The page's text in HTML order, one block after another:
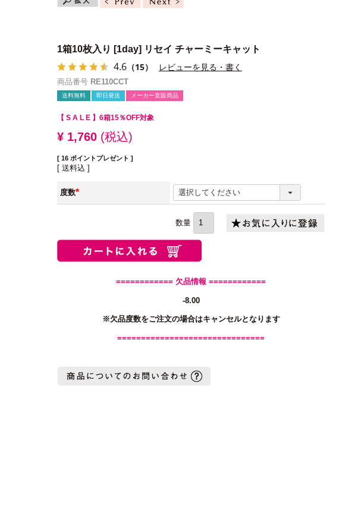
1箱10枚入り [1day] リセイ チャーミーキャット
4.6 （15） レビューを見る・書く
商品番号 RE110CCT
送料無料 即日発送 メーカー直販商品
【 S A L E 】 6箱15％OFF対象
¥ 1,760 税込
[ 16 ポイントプレゼント ]
送料込
度数
(必
============ 欠品情報 ============
-8.00
※欠品度数をご注文の場合はキャンセルとなります
===============================